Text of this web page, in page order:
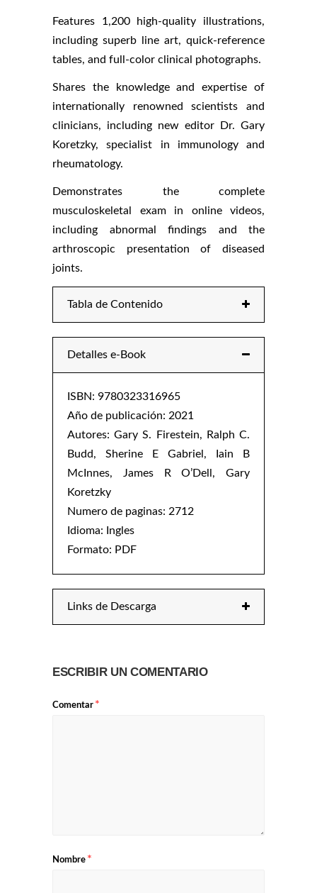
Features 1,200 high-quality illustrations,
including superb line art, quick-reference
tables, and full-color clinical photographs.
Shares the knowledge and expertise of
internationally renowned scientists and
clinicians, including new editor Dr. Gary
Koretzky, specialist in immunology and
rheumatology.
Demonstrates the complete
musculoskeletal exam in online videos,
including abnormal findings and the
arthroscopic presentation of diseased
joints.
Tabla de Contenido
Detalles e-Book
ISBN: 9780323316965
Año de publicación: 2021
Autores: Gary S. Firestein, Ralph C.
Budd, Sherine E Gabriel, Iain B
McInnes, James R O’Dell, Gary
Koretzky
Numero de paginas: 2712
Idioma: Ingles
Formato: PDF
Links de Descarga
ESCRIBIR UN COMENTARIO
Comentar *
Nombre *